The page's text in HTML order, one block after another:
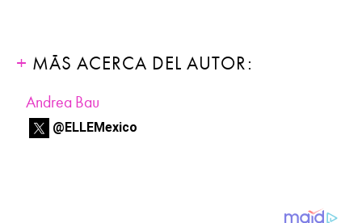
MÁS ACERCA DEL AUTOR:
Andrea Bau
@ELLEMexico